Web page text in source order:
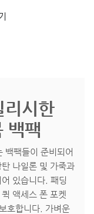
리시한
백팩
백팩들이 준비되어
나일론 및 가죽과
있습니다. 패딩
액세스 폰 포켓
호합니다. 가벼운